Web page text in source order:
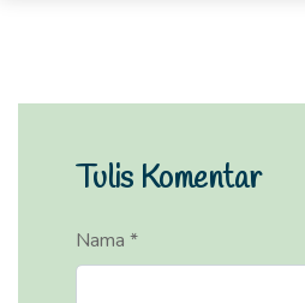
Tulis Komentar
Nama *